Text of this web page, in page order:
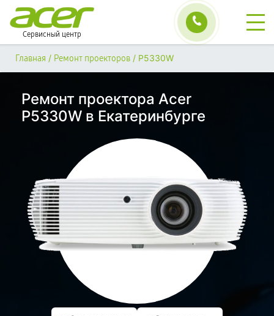
Сервисный центр
Главная / Ремонт проекторов / P5330W
Ремонт проектора Acer
P5330W в Екатеринбурге